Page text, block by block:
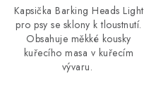
Kapsička Barking Heads Light
pro psy se sklony k tloustnutí.
Obsahuje měkké kousky
kuřecího masa v kuřecím
vývaru.